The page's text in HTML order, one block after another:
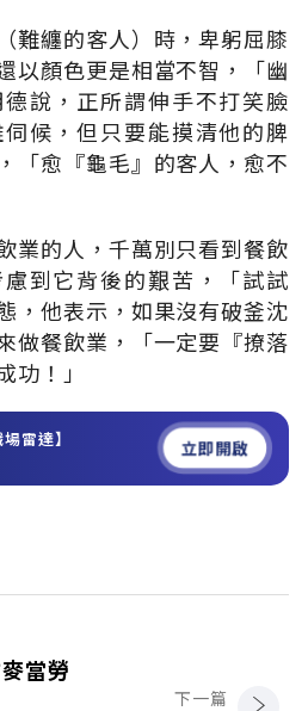
難纏的客人）時，卑躬屈膝
以顏色更是相當不智，「幽
說，正所謂伸手不打笑臉
候，但只要能摸清他的脾
「愈『龜毛』的客人，愈不
業的人，千萬別只看到餐飲
到它背後的艱苦，「試試
，他表示，如果沒有破釜沈
做餐飲業，「一定要『撩落
功！」
雷達】 立即開啟
當勞
下一篇